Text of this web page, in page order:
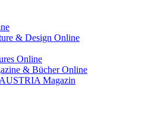
& Design Online
Online
& Bücher Online
Magazin